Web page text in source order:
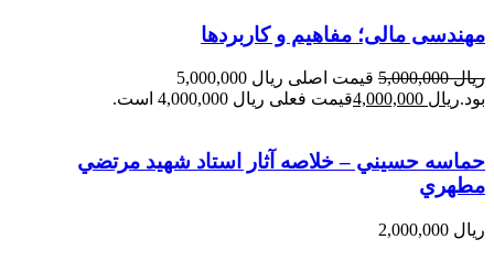
مهندسی مالی؛ مفاهیم و کاربردها
ریال5,000,000
قیمت اصلی ریال 5,000,000
بود.ریال قیمت فعلی ریال 4,000,000 است.
حماسه حسيني – خلاصه آثار استاد شهيد مرتضي
مطهري
ریال